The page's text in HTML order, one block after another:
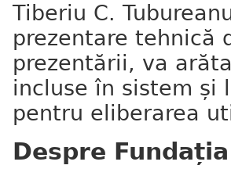
Tiberiu C.
prezentare tehnică
prezentării, va
incluse în sistem și
pentru eliberarea
Despre